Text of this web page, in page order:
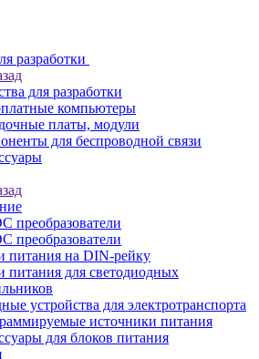
разработки
для разработки
компьютеры
платы, модули
для беспроводной связи
преобразователи
преобразователи
питания на DIN-рейку
питания для светодиодных
устройства для электротранспорта
источники питания
для блоков питания